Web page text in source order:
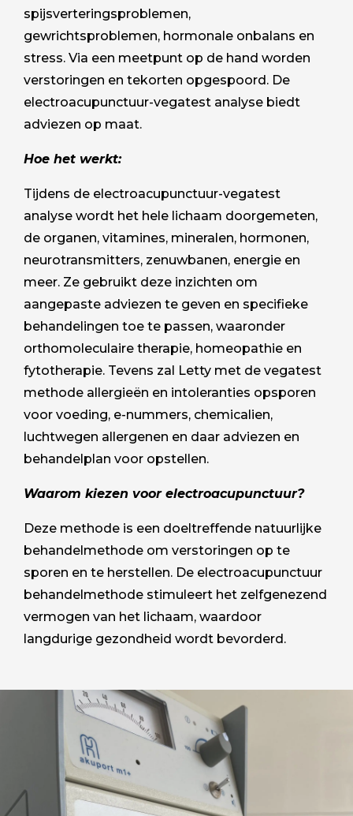
spijsverteringsproblemen,
gewrichtsproblemen, hormonale onbalans en
stress. Via een meetpunt op de hand worden
verstoringen en tekorten opgespoord. De
electroacupunctuur-vegatest analyse biedt
adviezen op maat.
Hoe het werkt:
Tijdens de electroacupunctuur-vegatest
analyse wordt het hele lichaam doorgemeten,
de organen, vitamines, mineralen, hormonen,
neurotransmitters, zenuwbanen, energie en
meer. Ze gebruikt deze inzichten om
aangepaste adviezen te geven en specifieke
behandelingen toe te passen, waaronder
orthomoleculaire therapie, homeopathie en
fytotherapie. Tevens zal Letty met de vegatest
methode allergieën en intoleranties opsporen
voor voeding, e-nummers, chemicalien,
luchtwegen allergenen en daar adviezen en
behandelplan voor opstellen.
Waarom kiezen voor electroacupunctuur?
Deze methode is een doeltreffende natuurlijke
behandelmethode om verstoringen op te
sporen en te herstellen. De electroacupunctuur
behandelmethode stimuleert het zelfgenezend
vermogen van het lichaam, waardoor
langdurige gezondheid wordt bevorderd.